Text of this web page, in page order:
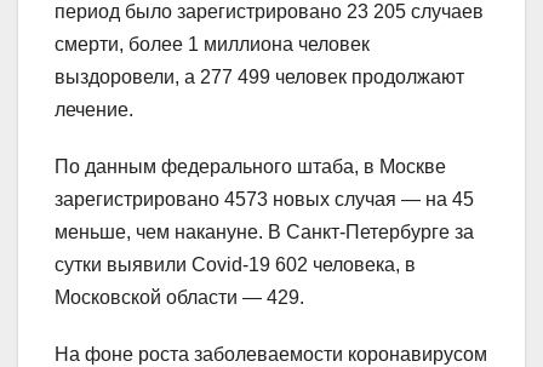
период было зарегистрировано 23 205 случаев
смерти, более 1 миллиона человек
выздоровели, а 277 499 человек продолжают
лечение.
По данным федерального штаба, в Москве
зарегистрировано 4573 новых случая — на 45
меньше, чем накануне. В Санкт-Петербурге за
сутки выявили Covid-19 602 человека, в
Московской области — 429.
На фоне роста заболеваемости коронавирусом